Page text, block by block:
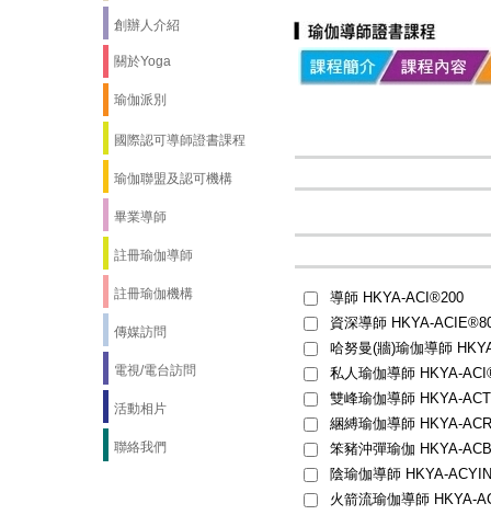
創辦人介紹
關於Yoga
瑜伽派別
國際認可導師證書課程
瑜伽聯盟及認可機構
畢業導師
註冊瑜伽導師
註冊瑜伽機構
傳媒訪問
電視/電台訪問
活動相片
聯絡我們
導師 HKYA-ACI®200
資深導師 HKYA-
哈努曼(牆)瑜伽導師
私人瑜伽導師 HKYA-
雙峰瑜伽導師 HKYA-
綑縛瑜伽導師 HKYA-
笨豬沖彈瑜伽 HKYA-
陰瑜伽導師 HKYA-
火箭流瑜伽導師 HKYA-